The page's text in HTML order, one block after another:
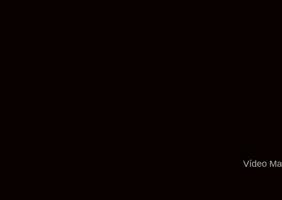
Vídeo